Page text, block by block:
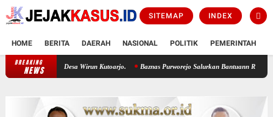
SITEMAP INDEX
HOME BERITA DAERAH NASIONAL POLITIK PEMERINTAH
BREAKING
NEWS
Di Desa Wirun Kutoarjo. Baznas Purworejo Salurkan Bantuann RTLH Untukn 35